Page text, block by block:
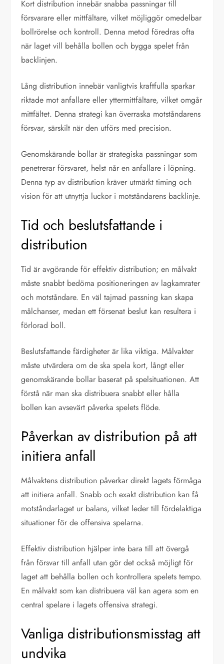
Kort distribution innebär snabba passningar till
försvarare eller mittfältare, vilket möjliggör omedelbar
bollrörelse och kontroll. Denna metod föredras ofta
när laget vill behålla bollen och bygga spelet från
backlinjen.
Lång distribution innebär vanligtvis kraftfulla sparkar
riktade mot anfallare eller yttermittfältare, vilket omgår
mittfältet. Denna strategi kan överraska motståndarens
försvar, särskilt när den utförs med precision.
Genomskärande bollar är strategiska passningar som
penetrerar försvaret, helst når en anfallare i löpning.
Denna typ av distribution kräver utmärkt timing och
vision för att utnyttja luckor i motståndarens backlinje.
Tid och beslutsfattande i
distribution
Tid är avgörande för effektiv distribution; en målvakt
måste snabbt bedöma positioneringen av lagkamrater
och motståndare. En väl tajmad passning kan skapa
målchanser, medan ett försenat beslut kan resultera i
förlorad boll.
Beslutsfattande färdigheter är lika viktiga. Målvakter
måste utvärdera om de ska spela kort, långt eller
genomskärande bollar baserat på spelsituationen. Att
förstå när man ska distribuera snabbt eller hålla
bollen kan avsevärt påverka spelets flöde.
Påverkan av distribution på att
initiera anfall
Målvaktens distribution påverkar direkt lagets förmåga
att initiera anfall. Snabb och exakt distribution kan få
motståndarlaget ur balans, vilket leder till fördelaktiga
situationer för de offensiva spelarna.
Effektiv distribution hjälper inte bara till att övergå
från försvar till anfall utan gör det också möjligt för
laget att behålla bollen och kontrollera spelets tempo.
En målvakt som kan distribuera väl kan agera som en
central spelare i lagets offensiva strategi.
Vanliga distributionsmisstag att
undvika